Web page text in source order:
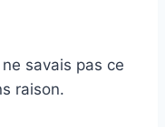
savais pas ce
raison.